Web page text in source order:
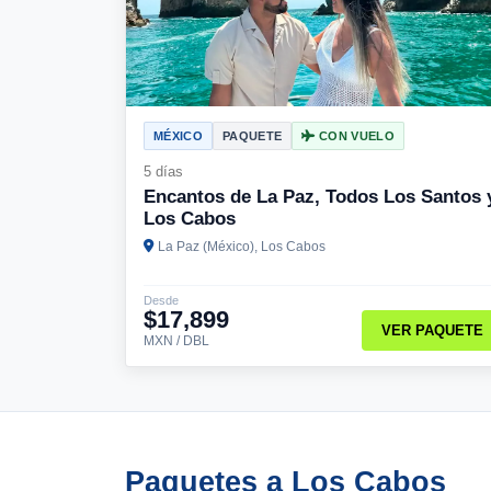
MÉXICO PAQUETE CON VUELO
5 días
Encantos de La Paz, Todos Los Santos
Los Cabos
La Paz (México), Los Cabos
Desde
$17,899
MXN / DBL
VER PAQUETE
Paquetes a Los Cabos